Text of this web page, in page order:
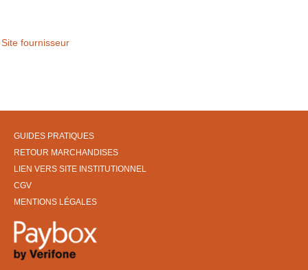
Site fournisseur
GUIDES PRATIQUES
RETOUR MARCHANDISES
LIEN VERS SITE INSTITUTIONNEL
CGV
MENTIONS LÉGALES